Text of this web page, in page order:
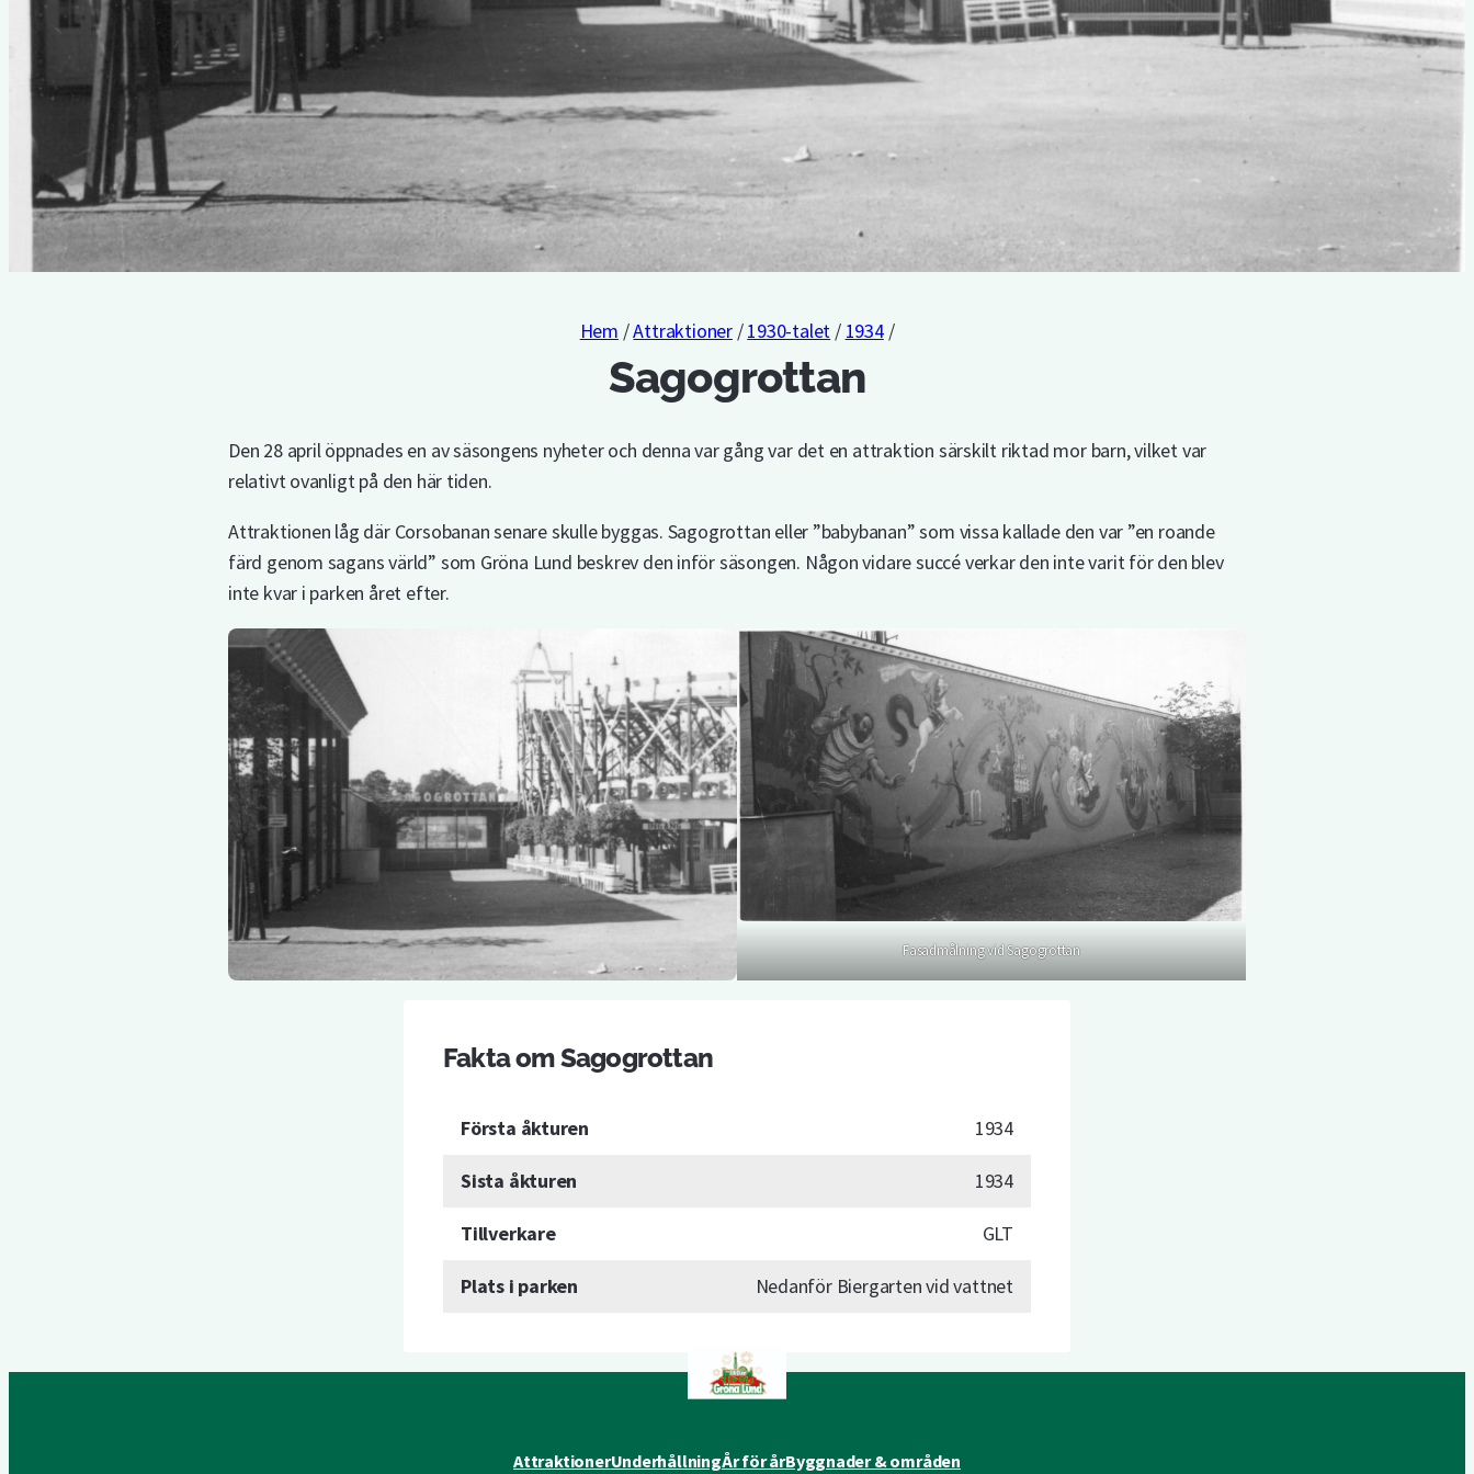
Hem /Attraktioner/1930-talet / 1934/
Sagogrottan
Den 28 april öppnades en av säsongens nyheter och denna var gång var det en attraktion särskilt riktad mor barn, vilket var
relativt ovanligt på den här tiden.
Attraktionen låg där Corsobanan senare skulle byggas. Sagogrottan eller ”babybanan” som vissa kallade den var ”en roande
färd genom sagans värld” som Gröna Lund beskrev den inför säsongen. Någon vidare succé verkar den inte varit för den blev
inte kvar i parken året efter.
Fasadmålning vid Sagogrottan
Fakta om Sagogrottan
Första åkturen 1934
Sista åkturen 1934
Tillverkare GLT
Plats i parken Nedanför Biergarten vid vattnet
AttraktionerUnderhållningÅr för årByggnader & områden